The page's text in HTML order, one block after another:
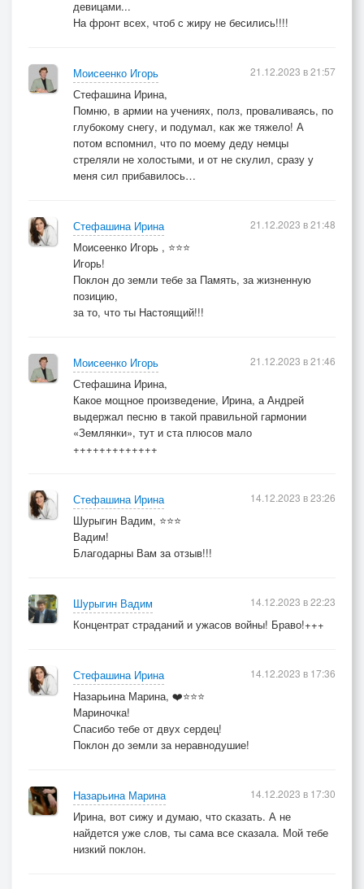
девицами...
На фронт всех, чтоб с жиру не бесились!!!!
Моисеенко Игорь
Стефашина Ирина,
Помню, в армии на учениях, полз, проваливаясь, по
глубокому снегу, и подумал, как же тяжело! А
потом вспомнил, что по моему деду немцы
стреляли не холостыми, и от не скулил, сразу у
меня сил прибавилось…
21.12.2023 в 21:57
Стефашина Ирина
Моисеенко Игорь , ⭐⭐⭐
Игорь!
Поклон до земли тебе за Память, за жизненную
позицию,
за то, что ты Настоящий!!!
21.12.2023 в 21:48
Моисеенко Игорь
Стефашина Ирина,
Какое мощное произведение, Ирина, а Андрей
выдержал песню в такой правильной гармонии
«Землянки», тут и ста плюсов мало
+++++++++++++
21.12.2023 в 21:46
Стефашина Ирина
Шурыгин Вадим, ⭐⭐⭐
Вадим!
Благодарны Вам за отзыв!!!
14.12.2023 в 23:26
Шурыгин Вадим
Концентрат страданий и ужасов войны! Браво!+++
14.12.2023 в 22:23
Стефашина Ирина
Назарьина Марина, ❤️⭐⭐⭐
Мариночка!
Спасибо тебе от двух сердец!
Поклон до земли за неравнодушие!
14.12.2023 в 17:36
Назарьина Марина
Ирина, вот сижу и думаю, что сказать. А не
найдется уже слов, ты сама все сказала. Мой тебе
низкий поклон.
14.12.2023 в 17:30